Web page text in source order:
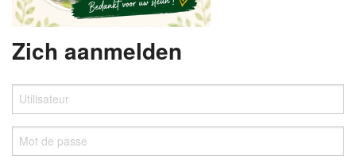
Zich aanmelden